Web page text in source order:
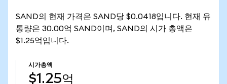
SAND의 현재 가격은 SAND당 $0.0418입니다. 현재 유
통량은 30.00억 SAND이며, SAND의 시가 총액은
$1.25억입니다.
시가총액
$1.25억